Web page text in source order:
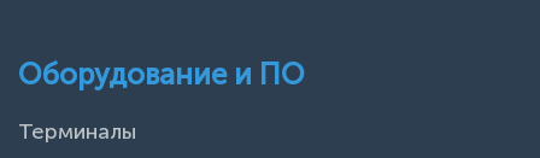
Оборудование и ПО
Терминалы